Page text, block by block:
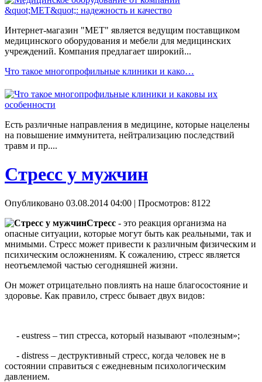
Интернет-магазин "МЕТ" является ведущим поставщиком
медицинского оборудования и мебели для медицинских
учреждений. Компания предлагает широкий...
Что такое многопрофильные клиники и како…
Есть различные направления в медицине, которые нацелены
на повышение иммунитета, нейтрализацию последствий
травм и пр....
Стресс у мужчин
Опубликовано 03.08.2014 04:00 | Просмотров: 8122
Стресс - это реакция организма на
опасные ситуации, которые могут быть как реальными, так и
мнимыми. Стресс может привести к различным физическим и
психическим осложнениям. К сожалению, стресс является
неотъемлемой частью сегодняшней жизни.
Он может отрицательно повлиять на наше благосостояние и
здоровье. Как правило, стресс бывает двух видов:
- eustress – тип стресса, который называют «полезным»;
- distress – деструктивный стресс, когда человек не в
состоянии справиться с ежедневным психологическим
давлением.